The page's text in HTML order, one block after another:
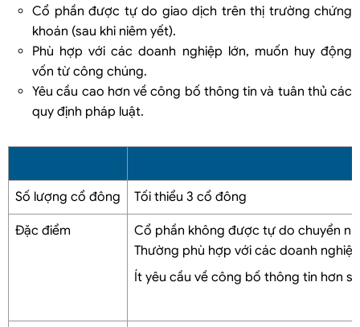
Cổ phần được tự do giao dịch trên thị trường chứng
khoán (sau khi niêm yết).
Phù hợp với các doanh nghiệp lớn, muốn huy động
vốn từ công chúng.
Yêu cầu cao hơn về công bố thông tin và tuân thủ các
quy định pháp luật.
Số lượng cổ đông Tối thiểu 3 cổ đông
Đặc điểm
Cổ phần không được tự do chuyển
Thường phù hợp với các doanh
Ít yêu cầu về công bố thông tin hơn